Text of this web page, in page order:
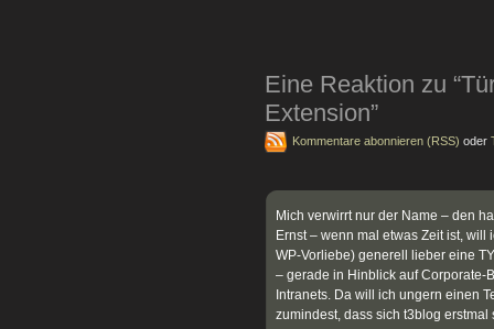
Eine Reaktion zu
Extension”
Kommentare abonnieren (RSS) oder
Mich verwirrt nur der Name – den
Ernst – wenn mal etwas Zeit ist,
WP-Vorliebe) generell lieber eine
– gerade in Hinblick auf Corporate-
Intranets. Da will ich ungern einen
zumindest, dass sich t3blog